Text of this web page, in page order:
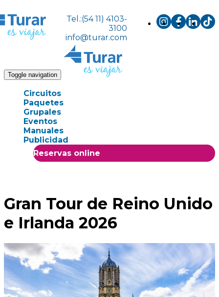
Tel.:(54 11) 4103-
3100
info@turar.com
Toggle navigation
Circuitos
Paquetes
Grupales
Eventos
Manuales
Publicidad
Reservas online
Gran Tour de Reino Unido
e Irlanda 2026